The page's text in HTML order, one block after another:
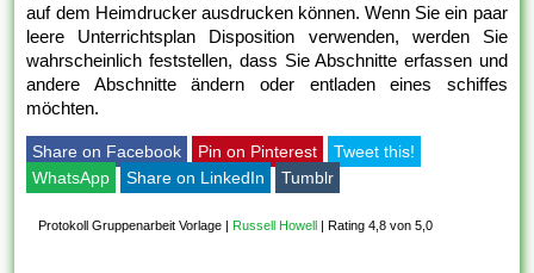
auf dem Heimdrucker ausdrucken können. Wenn Sie ein paar
leere Unterrichtsplan Disposition verwenden, werden Sie
wahrscheinlich feststellen, dass Sie Abschnitte erfassen und
andere Abschnitte ändern oder entladen eines schiffes
möchten.
Share on Facebook Pin on Pinterest
Tweet this!
WhatsApp
Share on LinkedIn Tumblr
Protokoll Gruppenarbeit Vorlage | Russell Howell |Rating 4,8 von 5,0